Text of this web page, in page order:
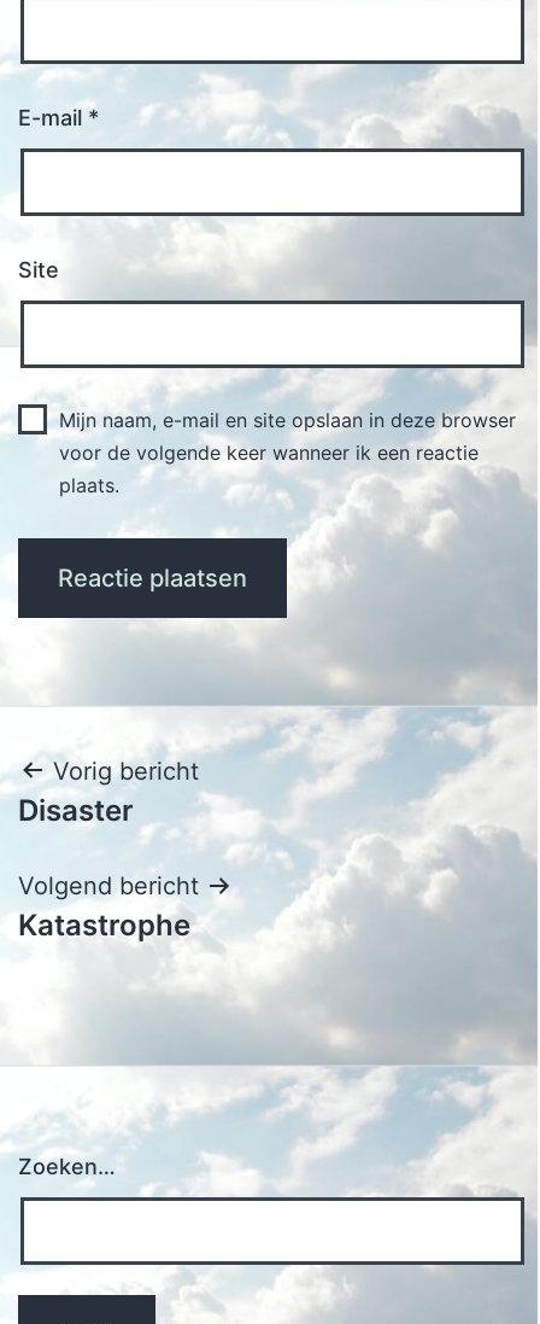
E-mail *
Site
Mijn naam, e-mail en site opslaan in deze browser
voor de volgende keer wanneer ik een reactie
plaats.
Bericht
navigatie
Vorig bericht
Disaster
Volgend bericht
Katastrophe
Zoeken…